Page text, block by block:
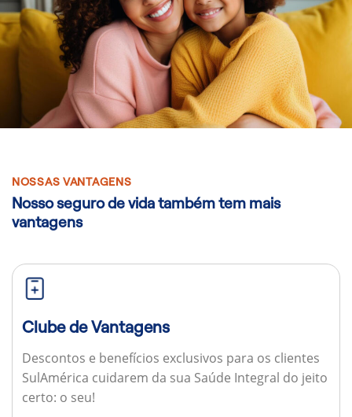
NOSSAS VANTAGENS
Nosso seguro de vida também tem mais
vantagens
Clube de Vantagens
Descontos e benefícios exclusivos para os clientes
SulAmérica cuidarem da sua Saúde Integral do jeito
certo: o seu!